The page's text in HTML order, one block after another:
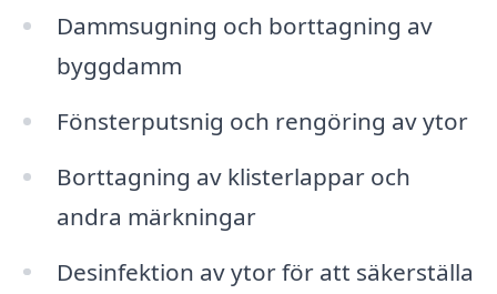
Dammsugning och borttagning av
byggdamm
Fönsterputsnig och rengöring av ytor
Borttagning av klisterlappar och
andra märkningar
Desinfektion av ytor för att säkerställa